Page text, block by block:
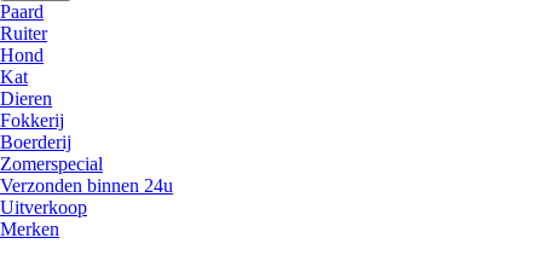
Paard
Ruiter
Hond
Kat
Dieren
Fokkerij
Boerderij
Zomerspecial
Verzonden binnen 24u
Uitverkoop
Merken